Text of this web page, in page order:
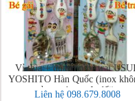
Vỉ thìa + đũa cho bé trai USUI
YOSHITO Hàn Quốc (inox
gỉ,an toàn tuyệt đối)
Liên hệ 098.679.8008